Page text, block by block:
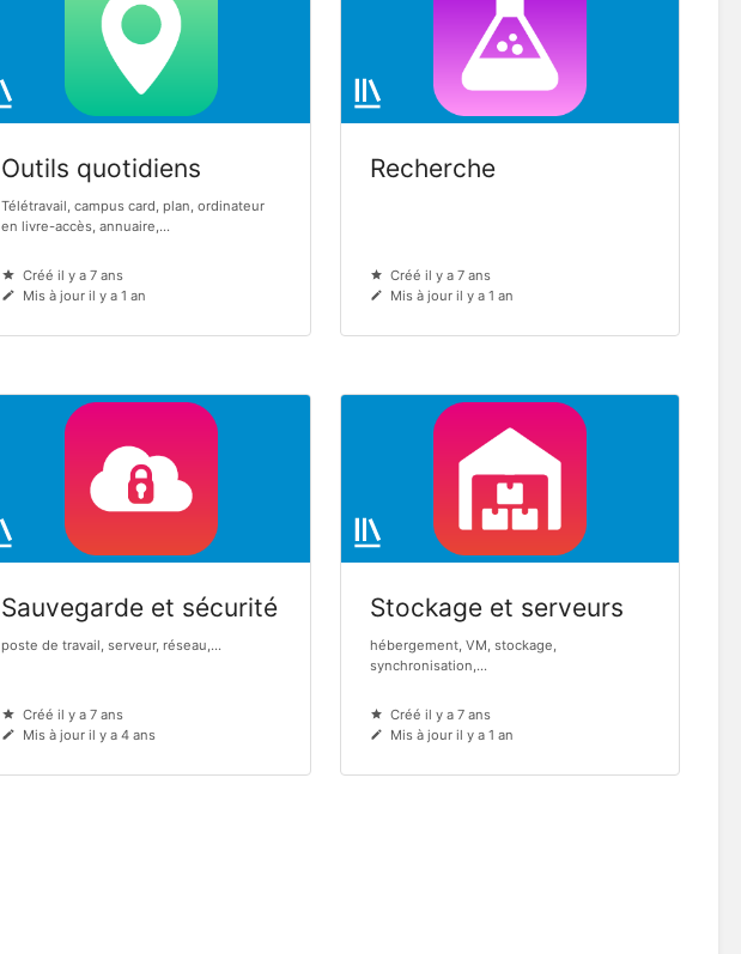
Outils quotidiens
Télétravail, campus card, plan, ordinateur
en livre-accès, annuaire,...
Créé il y a 7 ans
Mis à jour il y a 1 an
Recherche
Créé il y a 7 ans
Mis à jour il y a 1 an
Sauvegarde et sécurité
poste de travail, serveur, réseau,...
Créé il y a 7 ans
Mis à jour il y a 4 ans
Stockage et serveurs
hébergement, VM, stockage,
synchronisation,...
Créé il y a 7 ans
Mis à jour il y a 1 an